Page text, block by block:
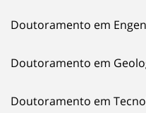
Doutoramento em
Doutoramento em
Doutoramento em